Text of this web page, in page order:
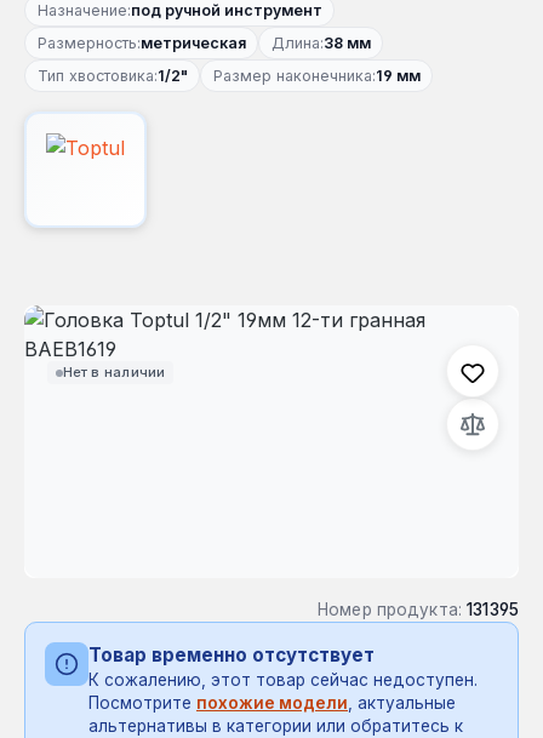
Назначение:под ручной инструмент
Размерность:метрическая Длина:38 мм
Тип хвостовика:1/2" Размер наконечника:19 мм
Нет в наличии
Пропустить галерею изображений
Номер продукта: 131395
Товар временно отсутствует
К сожалению, этот товар сейчас недоступен.
Посмотрите похожие модели, актуальные
альтернативы в категории или обратитесь к